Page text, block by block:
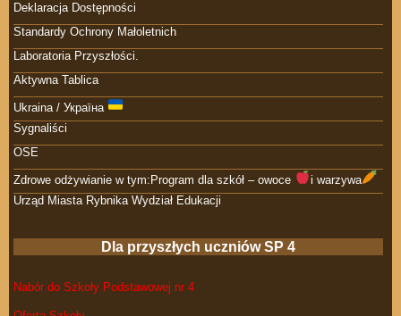
Deklaracja Dostępności
Standardy Ochrony Małoletnich
Laboratoria Przyszłości.
Aktywna Tablica
Ukraina / Україна
Sygnaliści
OSE
Zdrowe odżywianie w tym:Program dla szkół – owoce
i warzywa
Urząd Miasta Rybnika Wydział Edukacji
Dla przyszłych uczniów SP 4
Nabór do Szkoły Podstawowej nr 4